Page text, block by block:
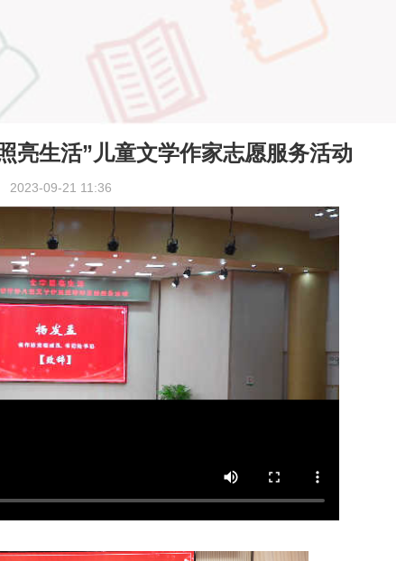
亮生活”儿童文学作家志愿服务活动
2023-09-21 11:36